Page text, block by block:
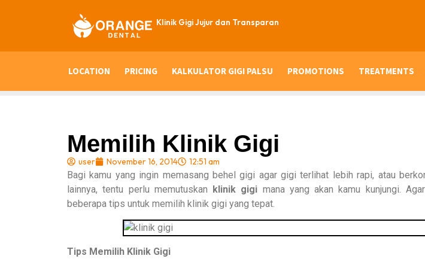
Klinik Gigi Jujur dan Transparan
LOCATION PRICING KALKULATOR GIGI PALSU PROMOTIONS TREATMENTS
Memilih Klinik Gigi
user November 16, 2014 12:51 am
Bagi kamu yang ingin memasang behel gigi agar gigi terlihat lebih rapi, atau
lainnya, tentu perlu memutuskan klinik gigi mana yang akan kamu kunjungi.
beberapa tips untuk memilih klinik gigi yang tepat.
Tips Memilih Klinik Gigi